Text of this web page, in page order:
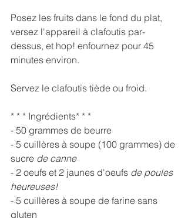
Posez les fruits dans le fond du plat,
versez l'appareil à clafoutis par-
dessus, et hop! enfournez pour 45
minutes environ.
Servez le clafoutis tiède ou froid.
* * * Ingrédients* * *
- 50 grammes de beurre
- 5 cuillères à soupe (100 grammes) de
sucre de canne
- 2 oeufs et 2 jaunes d'oeufs de poules
heureuses!
- 5 cuillères à soupe de farine sans
gluten